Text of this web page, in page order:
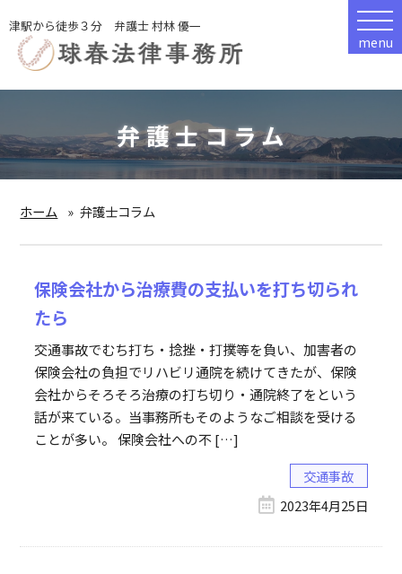
津駅から徒歩３分 弁護士 村林 優一
menu
弁護士コラム
ホーム 弁護士コラム
保険会社から治療費の支払いを打ち切られ
たら
交通事故でむち打ち・捻挫・打撲等を負い、加害者の
保険会社の負担でリハビリ通院を続けてきたが、保険
会社からそろそろ治療の打ち切り・通院終了をという
話が来ている。当事務所もそのようなご相談を受ける
ことが多い。 保険会社への不 […]
交通事故
2023年4月25日